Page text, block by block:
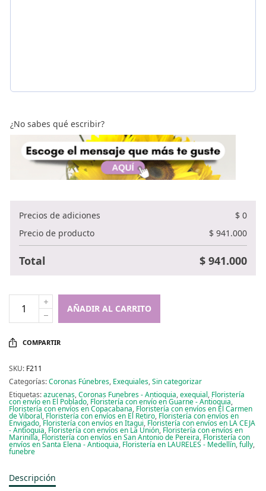
¿No sabes qué escribir?
Precios de adiciones $ 0
Precio de producto
$ 941.000
Total $ 941.000
AÑADIR AL CARRITO
COMPARTIR
SKU: F211
Categorías:Coronas Fúnebres, Exequiales,Sin categorizar
Etiquetas:azucenas,Coronas Funebres - Antioquia,exequial, Floristería
con envío en El Poblado, Floristería con envío en Guarne - Antioquia,
Floristería con envíos en Copacabana, Floristería con envíos en El Carmen
de Viboral, Floristería con envíos en El Retiro, Floristería con envíos en
Envigado,Floristería con envíos en Itagui, Floristería con envíos en LA CEJA
- Antioquia, Floristería con envíos en La Unión, Floristería con envíos en
Marinilla, Floristería con envíos en San Antonio de Pereira, Floristería con
envíos en Santa Elena - Antioquia, Floristería en LAURELES - Medellín,fully,
funebre
Descripción